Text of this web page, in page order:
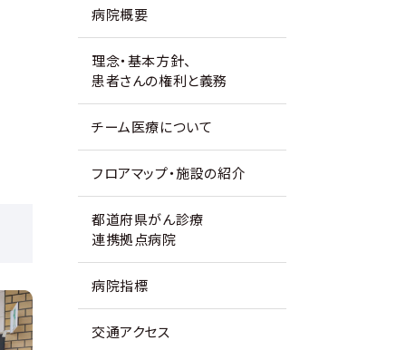
病院概要
理念・基本方針、
患者さんの権利と義務
チーム医療について
フロアマップ・施設の紹介
都道府県がん診療
連携拠点病院
病院指標
交通アクセス